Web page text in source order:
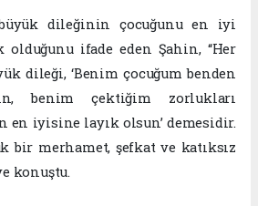
dileğinin çocuğunu en iyi
ifade eden Şahin, “Her
dileği, ‘Benim çocuğum benden
benim çektiğim zorlukları
en iyisine layık olsun’ demesidir.
bir merhamet, şefkat ve katıksız
konuştu.